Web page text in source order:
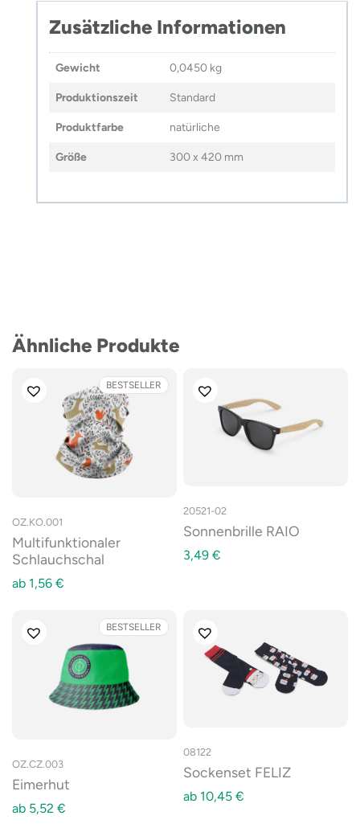
Zusätzliche Informationen
Gewicht 0,0450 kg
Produktionszeit Standard
Produktfarbe natürliche
Größe 300 x 420 mm
Ähnliche Produkte
BESTSELLER
OZ.KO.001
Multifunktionaler
Schlauchschal
ab 1,56 €
20521-02
Sonnenbrille RAIO
3,49 €
BESTSELLER
OZ.CZ.003
Eimerhut
ab 5,52 €
08122
Sockenset FELIZ
ab 10,45 €